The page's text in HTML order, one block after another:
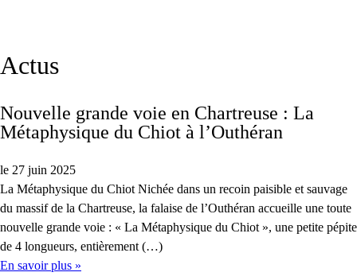
Actus
Nouvelle grande voie en Chartreuse : La
Métaphysique du Chiot à l’Outhéran
le 27 juin 2025
La Métaphysique du Chiot Nichée dans un recoin paisible et sauvage
du massif de la Chartreuse, la falaise de l’Outhéran accueille une toute
nouvelle grande voie : « La Métaphysique du Chiot », une petite pépite
de 4 longueurs, entièrement (…)
En savoir plus »